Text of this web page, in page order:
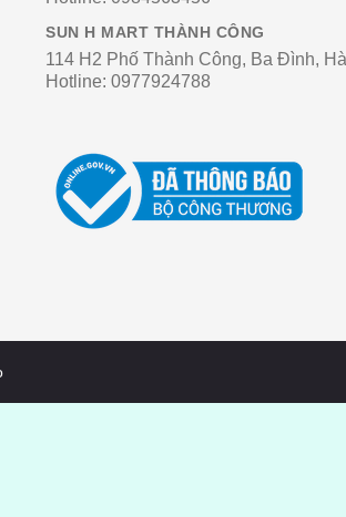
SUN H MART THÀNH CÔNG
114 H2 Phố Thành Công, Ba Đình,
Hotline: 0977924788